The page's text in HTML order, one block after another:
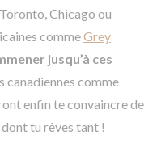
Chicago ou
commeGrey
jusqu’à ces
canadiennes comme
enfin te convaincre de
dont tu rêves tant !